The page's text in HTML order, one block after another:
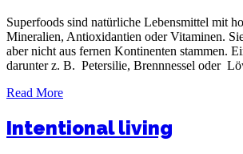
Superfoods sind natürliche Lebensmittel mit
Mineralien, Antioxidantien oder Vitaminen.
aber nicht aus fernen Kontinenten stammen.
darunter z. B. Petersilie, Brennnessel oder
Read More
Intentional living